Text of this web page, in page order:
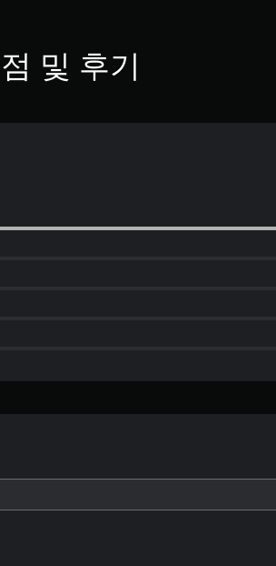
및 후기